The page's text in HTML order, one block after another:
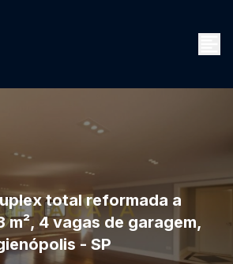
total reformada a
m², 4 vagas de garagem,
- SP